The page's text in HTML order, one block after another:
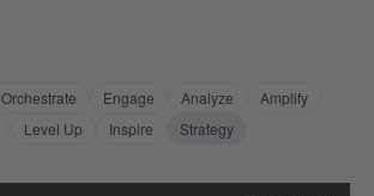
Orchestrate Engage Analyze
Amplify
Level Up Inspire Strategy